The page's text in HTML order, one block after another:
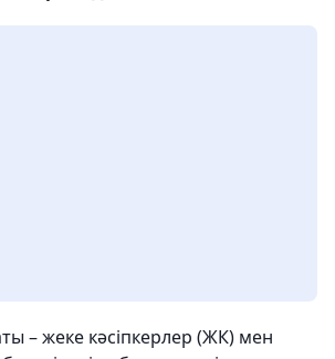
– жеке кәсіпкерлер (ЖК) мен